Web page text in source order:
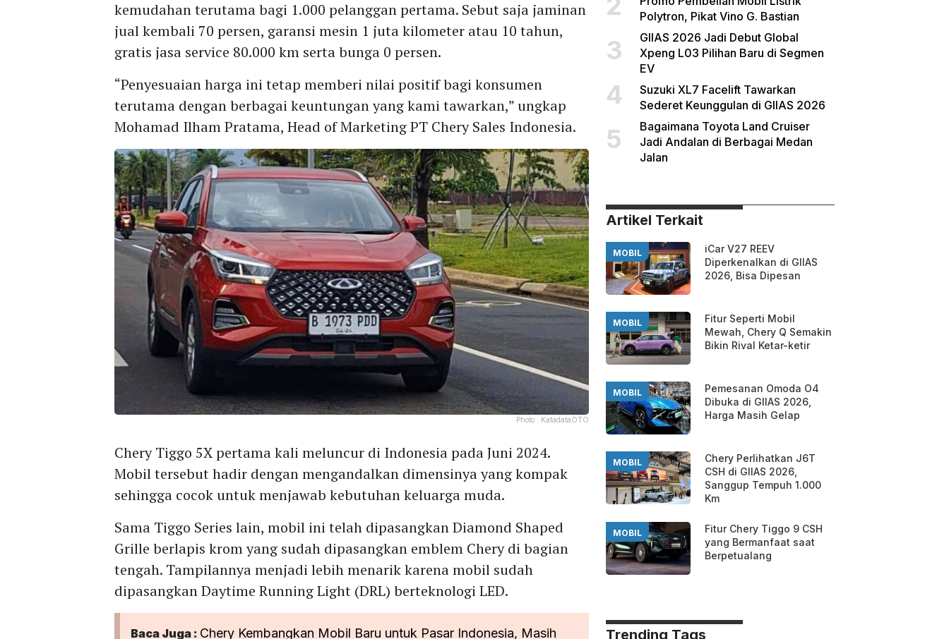
kemudahan terutama bagi 1.000 pelanggan pertama. Sebut saja jaminan
jual kembali 70 persen, garansi mesin 1 juta kilometer atau 10 tahun,
gratis jasa service 80.000 km serta bunga 0 persen.
“Penyesuaian harga ini tetap memberi nilai positif bagi konsumen
terutama dengan berbagai keuntungan yang kami tawarkan,” ungkap
Mohamad Ilham Pratama, Head of Marketing PT Chery Sales Indonesia.
Photo : KatadataOTO
Chery Tiggo 5X pertama kali meluncur di Indonesia pada Juni 2024.
Mobil tersebut hadir dengan mengandalkan dimensinya yang kompak
sehingga cocok untuk menjawab kebutuhan keluarga muda.
Sama Tiggo Series lain, mobil ini telah dipasangkan Diamond Shaped
Grille berlapis krom yang sudah dipasangkan emblem Chery di bagian
tengah. Tampilannya menjadi lebih menarik karena mobil sudah
dipasangkan Daytime Running Light (DRL) berteknologi LED.
Baca Juga : Chery Kembangkan Mobil Baru untuk Pasar Indonesia, Masih
Polytron, Pikat Vino G. Bastian
3
GIIAS 2026 Jadi Debut Global
Xpeng L03 Pilihan Baru di Segmen
EV
4
Suzuki XL7 Facelift Tawarkan
Sederet Keunggulan di GIIAS 2026
5
Bagaimana Toyota Land Cruiser
Jadi Andalan di Berbagai Medan
Jalan
Artikel Terkait
MOBIL
iCar V27 REEV
Diperkenalkan di GIIAS
2026, Bisa Dipesan
MOBIL
Fitur Seperti Mobil
Mewah, Chery Q Semakin
Bikin Rival Ketar-ketir
MOBIL
Pemesanan Omoda O4
Dibuka di GIIAS 2026,
Harga Masih Gelap
MOBIL
Chery Perlihatkan J6T
CSH di GIIAS 2026,
Sanggup Tempuh 1.000
Km
MOBIL
Fitur Chery Tiggo 9 CSH
yang Bermanfaat saat
Berpetualang
Trending Tags